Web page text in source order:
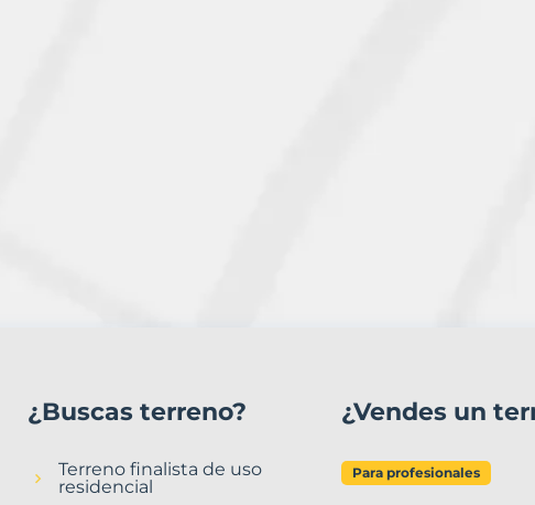
¿Buscas terreno?
Terreno finalista de uso
residencial
¿Vendes un
Para profesionales